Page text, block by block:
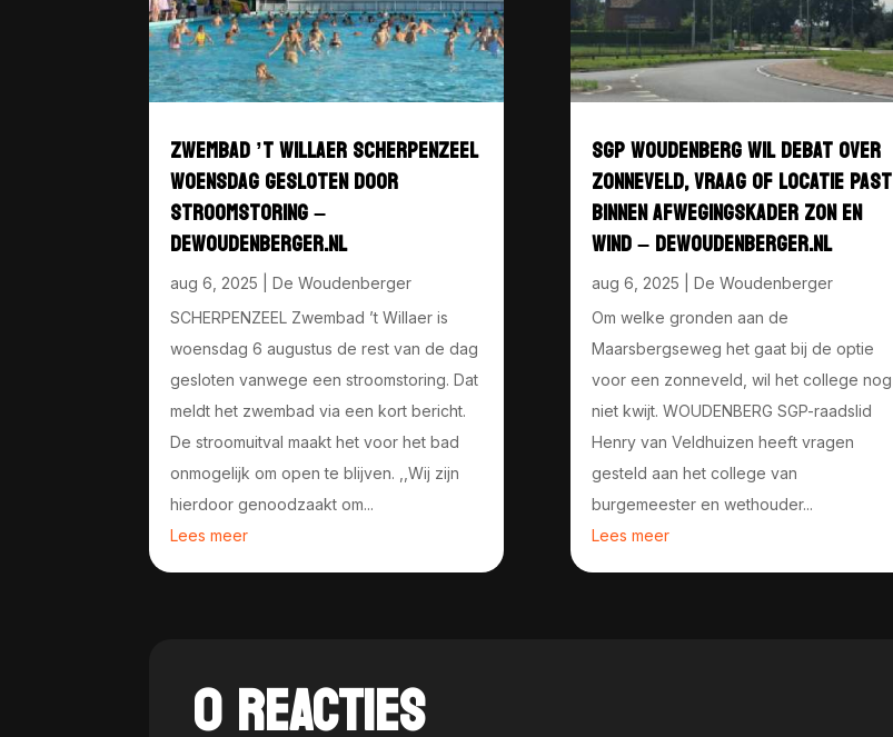
ZWEMBAD ’T WILLAER SCHERPENZEEL
WOENSDAG GESLOTEN DOOR
STROOMSTORING –
DEWOUDENBERGER.NL
aug 6, 2025 |De Woudenberger
SCHERPENZEEL Zwembad ’t Willaer is
woensdag 6 augustus de rest van de dag
gesloten vanwege een stroomstoring. Dat
meldt het zwembad via een kort bericht.
De stroomuitval maakt het voor het bad
onmogelijk om open te blijven. ,,Wij zijn
hierdoor genoodzaakt om...
Lees meer
SGP WOUDENBERG WIL DEBAT OVER
ZONNEVELD, VRAAG OF LOCATIE PAST
BINNEN AFWEGINGSKADER ZON EN
WIND – DEWOUDENBERGER.NL
aug 6, 2025
De Woudenberger
Om welke gronden aan de
Maarsbergseweg het gaat bij de optie
voor een zonneveld, wil het college nog
niet kwijt. WOUDENBERG SGP-raadslid
Henry van Veldhuizen heeft vragen
gesteld aan het college van
burgemeester en wethouder...
Lees meer
0 REACTIES